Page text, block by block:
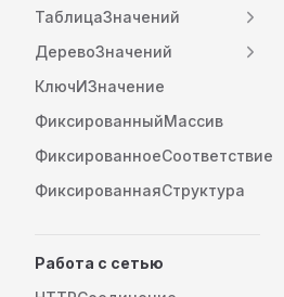
ТаблицаЗначений
ДеревоЗначений
КлючИЗначение
ФиксированныйМассив
ФиксированноеСоответствие
ФиксированнаяСтруктура
Работа с сетью